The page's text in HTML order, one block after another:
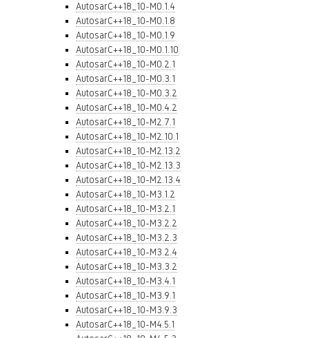
AutosarC++18_10-M0.1.4
AutosarC++18_10-M0.1.8
AutosarC++18_10-M0.1.9
AutosarC++18_10-M0.1.10
AutosarC++18_10-M0.2.1
AutosarC++18_10-M0.3.1
AutosarC++18_10-M0.3.2
AutosarC++18_10-M0.4.2
AutosarC++18_10-M2.7.1
AutosarC++18_10-M2.10.1
AutosarC++18_10-M2.13.2
AutosarC++18_10-M2.13.3
AutosarC++18_10-M2.13.4
AutosarC++18_10-M3.1.2
AutosarC++18_10-M3.2.1
AutosarC++18_10-M3.2.2
AutosarC++18_10-M3.2.3
AutosarC++18_10-M3.2.4
AutosarC++18_10-M3.3.2
AutosarC++18_10-M3.4.1
AutosarC++18_10-M3.9.1
AutosarC++18_10-M3.9.3
AutosarC++18_10-M4.5.1